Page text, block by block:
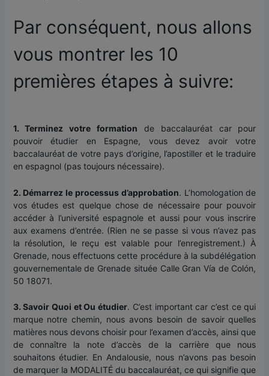
Par conséquent, nous allons
vous montrer les 10
premières étapes à suivre:
1. Terminez votre formation de baccalauréat car pour
pouvoir étudier en Espagne, vous devez avoir votre
baccalauréat de votre pays d’origine, l’apostiller et le traduire
en espagnol (pas toujours nécessaire).
2. Démarrez le processus d’approbation. L’homologation de
vos études est quelque chose de nécessaire pour pouvoir
accéder à l’université espagnole et aussi pour vous inscrire
aux examens d’entrée. (Rien ne se passe si vous n’avez pas
la résolution, le reçu est valable pour l’enregistrement.) À
Grenade, nous effectuons cette procédure à la subdélégation
gouvernementale de Grenade située Calle Gran Vía de Colón,
50 18071.
3. Savoir Quoi et Ou étudier. C’est important car c’est ce qui
marque notre chemin, nous avons besoin de savoir quelles
matières nous devons choisir pour l’examen d’accès, ainsi que
de connaître la note d’accès de la carrière que nous
souhaitons étudier. En Andalousie, nous n’avons pas besoin
de marquer la MODALITÉ du baccalauréat, ce qui signifie que